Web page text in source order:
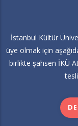
İstanbul Kültür
üye olmak için
birlikte şahsen İKÜ